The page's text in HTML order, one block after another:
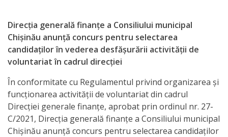
social
Direcția
şi
angajamente
financiare
Direcția generală finanțe a Consiliului municipal
Chișinău anunță concurs pentru selectarea
candidaților în vederea desfășurării activității de
voluntariat în cadrul direcției
În conformitate cu Regulamentul privind organizarea și
funcționarea activității de voluntariat din cadrul
Direcției generale finanțe, aprobat prin ordinul nr. 27-
C/2021, Direcția generală finanțe a Consiliului municipal
Chișinău anunță concurs pentru selectarea candidaților